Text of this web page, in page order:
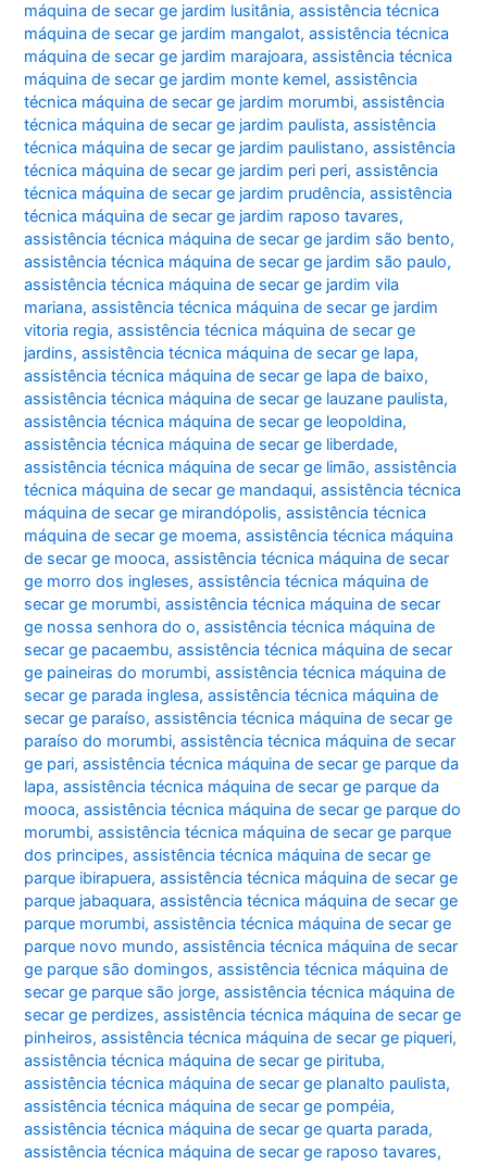
máquina de secar ge jardim lusitânia,assistência técnica
máquina de secar ge jardim mangalot,assistência técnica
máquina de secar ge jardim marajoara,assistência técnica
máquina de secar ge jardim monte kemel,assistência
técnica máquina de secar ge jardim morumbi,assistência
técnica máquina de secar ge jardim paulista,assistência
técnica máquina de secar ge jardim paulistano,assistência
técnica máquina de secar ge jardim peri peri,assistência
técnica máquina de secar ge jardim prudência,assistência
técnica máquina de secar ge jardim raposo tavares,
assistência técnica máquina de secar ge jardim são bento,
assistência técnica máquina de secar ge jardim são paulo,
assistência técnica máquina de secar ge jardim vila
mariana,assistência técnica máquina de secar ge jardim
vitoria regia,assistência técnica máquina de secar ge
jardins,assistência técnica máquina de secar ge lapa,
assistência técnica máquina de secar ge lapa de baixo,
assistência técnica máquina de secar ge lauzane paulista,
assistência técnica máquina de secar ge leopoldina,
assistência técnica máquina de secar ge liberdade,
assistência técnica máquina de secar ge limão,assistência
técnica máquina de secar ge mandaqui,assistência técnica
máquina de secar ge mirandópolis,assistência técnica
máquina de secar ge moema,assistência técnica máquina
de secar ge mooca,assistência técnica máquina de secar
ge morro dos ingleses,assistência técnica máquina de
secar ge morumbi,assistência técnica máquina de secar
ge nossa senhora do o,assistência técnica máquina de
secar ge pacaembu,assistência técnica máquina de secar
ge paineiras do morumbi,assistência técnica máquina de
secar ge parada inglesa,assistência técnica máquina de
secar ge paraíso,assistência técnica máquina de secar ge
paraíso do morumbi,assistência técnica máquina de secar
ge pari,assistência técnica máquina de secar ge parque da
lapa,assistência técnica máquina de secar ge parque da
mooca,assistência técnica máquina de secar ge parque do
morumbi,assistência técnica máquina de secar ge parque
dos principes,assistência técnica máquina de secar ge
parque ibirapuera,assistência técnica máquina de secar ge
parque jabaquara,assistência técnica máquina de secar ge
parque morumbi,assistência técnica máquina de secar ge
parque novo mundo,assistência técnica máquina de secar
ge parque são domingos,assistência técnica máquina de
secar ge parque são jorge,assistência técnica máquina de
secar ge perdizes,assistência técnica máquina de secar ge
pinheiros,assistência técnica máquina de secar ge piqueri,
assistência técnica máquina de secar ge pirituba,
assistência técnica máquina de secar ge planalto paulista,
assistência técnica máquina de secar ge pompéia,
assistência técnica máquina de secar ge quarta parada,
assistência técnica máquina de secar ge raposo tavares,